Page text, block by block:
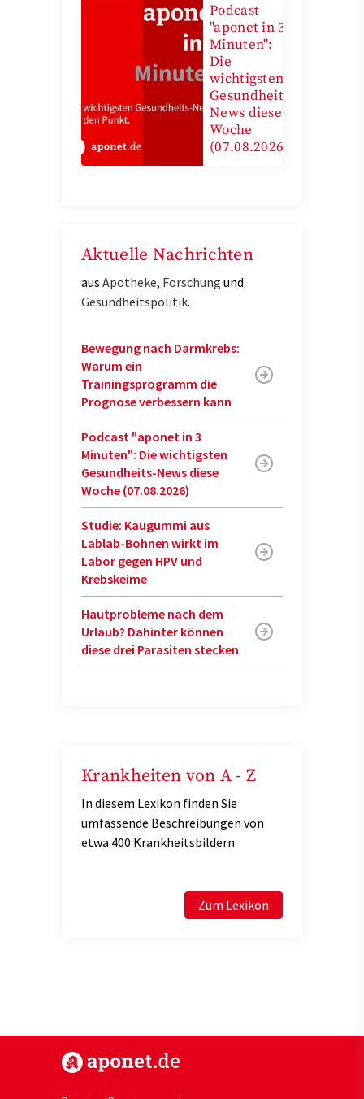
Podcast
"aponet in 3
Minuten":
Die
wichtigsten
Gesundheits-
News diese
Woche
(07.08.2026)
Aktuelle Nachrichten
aus Apotheke, Forschung und
Gesundheitspolitik.
Bewegung nach Darmkrebs:
Warum ein
Trainingsprogramm die
Prognose verbessern kann
Podcast "aponet in 3
Minuten": Die wichtigsten
Gesundheits-News diese
Woche (07.08.2026)
Studie: Kaugummi aus
Lablab-Bohnen wirkt im
Labor gegen HPV und
Krebskeime
Hautprobleme nach dem
Urlaub? Dahinter können
diese drei Parasiten stecken
Krankheiten von A - Z
In diesem Lexikon finden Sie
umfassende Beschreibungen von
etwa 400 Krankheitsbildern
Zum Lexikon